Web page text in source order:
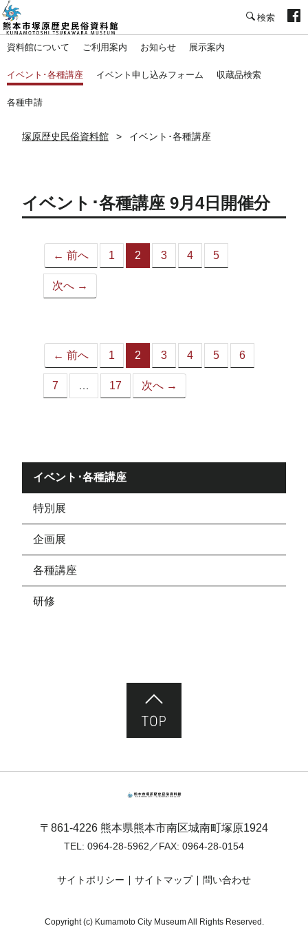
資料館について ご利用案内 お知らせ 展示案内
イベント･各種講座 イベント申し込みフォーム 収蔵品検索
各種申請
塚原歴史民俗資料館 イベント･各種講座
イベント･各種講座 9月4日開催分
← 前へ 1 2
（こ
3 4 5
次へ →
← 前へ 1 2
（こ
の
ペ
3 4 5 6
7 … 17 次へ →
イベント･各種講座
特別展
企画展
各種講座
研修
〒861-4226 熊本県熊本市南区城南町塚原1924
TEL: 0964-28-5962 ／FAX: 0964-28-0154
サイトポリシー サイトマップ 問い合わせ
Copyright (c) Kumamoto City Museum All Rights Reserved.